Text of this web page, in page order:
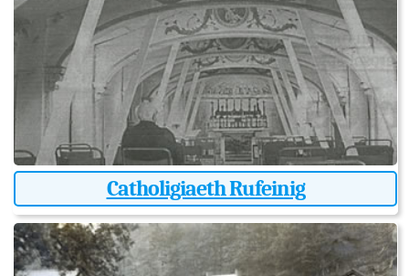
Catholigiaeth Rufeinig